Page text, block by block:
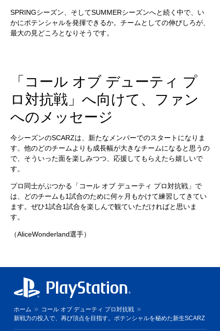
SPRINGシーズン、そしてSUMMERシーズンへと続く中で、い
かにポテンシャルを発揮できるか。チームとしての伸びしろが、
最大の見どころとなりそうです。
「コール オブ デューティ プ
ロ対抗戦」へ向けて、ファン
へのメッセージ
今シーズンのSCARZは、新たなメンバーでのスタートになりま
す。他のどのチームよりも成長幅が大きなチームになると思うの
で、そういった面を楽しみつつ、応援してもらえたら嬉しいで
す。
プロ同士がぶつかる「コール オブ デューティ プロ対抗戦」で
は、どのチームも1試合のために何ヶ月もかけて練習してきてい
ます。ぜひ1試合1試合を楽しんで観ていただければと思いま
す。
（AliceWonderland選手）
ホーム
コール オブ デューティ プロ対抗戦
新戦力の投入で、再び頂点を目指す。ポテンシャルを秘めた新生SCARZ